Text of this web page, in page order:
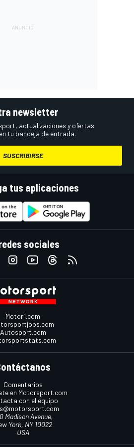
newsletter
actualizaciones y ofertas
tu bandeja de entrada.
SUSCRIBIRSE
tus aplicaciones
sociales
Motor1.com
Autosport.com
Comentarios
en Motorsport.com
con el equipo
Madison Avenue,
York, NY 10022
USA